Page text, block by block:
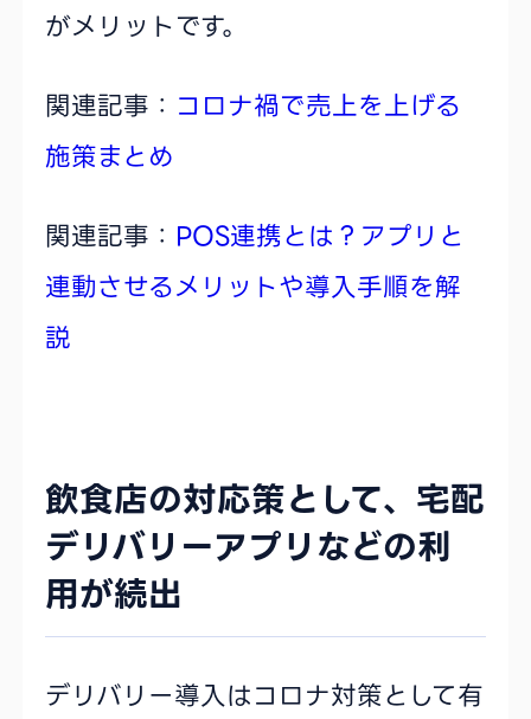
がメリットです。
関連記事： コロナ禍で売上を上げる
施策まとめ
関連記事： POS連携とは？アプリと
連動させるメリットや導入手順を解
説
飲食店の対応策として、宅配
デリバリーアプリなどの利
用が続出
デリバリー導入はコロナ対策として有